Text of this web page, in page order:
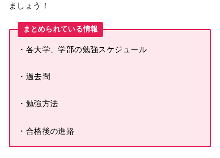
ましょう！
まとめられている情報
・各大学、学部の勉強スケジュール
・過去問
・勉強方法
・合格後の進路